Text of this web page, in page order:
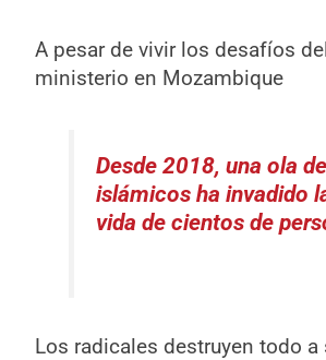
A pesar de vivir los desafíos
ministerio en Mozambique
Desde 2018, una ola
islámicos ha invadido
vida de cientos de
Los radicales destruyen todo